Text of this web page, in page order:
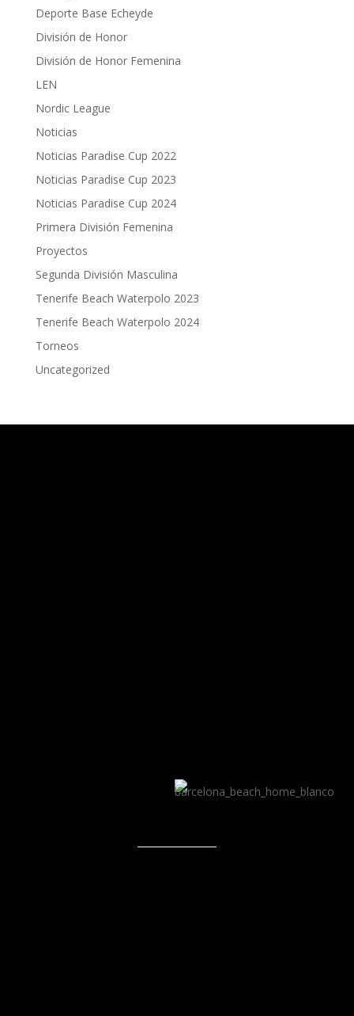
Deporte Base Echeyde
División de Honor
División de Honor Femenina
LEN
Nordic League
Noticias
Noticias Paradise Cup 2022
Noticias Paradise Cup 2023
Noticias Paradise Cup 2024
Primera División Femenina
Proyectos
Segunda División Masculina
Tenerife Beach Waterpolo 2023
Tenerife Beach Waterpolo 2024
Torneos
Uncategorized